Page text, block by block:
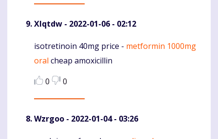
Xlqtdw - 2022-01-06 - 02:12
Komentaras
isotretinoin 40mg price - metformin 1000mg
oral cheap amoxicillin
0
0
Wzrgoo - 2022-01-04 - 03:26